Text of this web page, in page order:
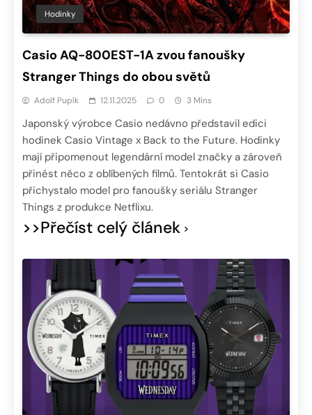
Hodinky
Casio AQ-800EST-1A zvou fanoušky
Stranger Things do obou světů
Adolf Pupík 12.11.2025 0 3 Mins
Japonský výrobce Casio nedávno představil edici
hodinek Casio Vintage x Back to the Future. Hodinky
mají připomenout legendární model značky a zároveň
přinést něco z oblíbených filmů. Tentokrát si Casio
přichystalo model pro fanoušky seriálu Stranger
Things z produkce Netflixu.
>>Přečíst celý článek